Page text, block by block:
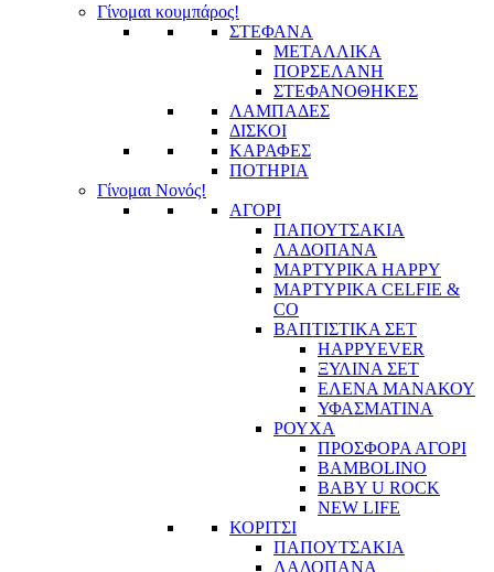
Γίνομαι κουμπάρος!
ΣΤΕΦΑΝΑ
ΜΕΤΑΛΛΙΚΑ
ΠΟΡΣΕΛΑΝΗ
ΣΤΕΦΑΝΟΘΗΚΕΣ
ΛΑΜΠΑΔΕΣ
ΔΙΣΚΟΙ
ΚΑΡΑΦΕΣ
ΠΟΤΗΡΙΑ
Γίνομαι Νονός!
ΑΓΟΡΙ
ΠΑΠΟΥΤΣΑΚΙΑ
ΛΑΔΟΠΑΝΑ
ΜΑΡΤΥΡΙΚΑ HAPPY
ΜΑΡΤΥΡΙΚΑ CELFIE &
CO
ΒΑΠΤΙΣΤΙΚΑ ΣΕΤ
HAPPYEVER
ΞΥΛΙΝΑ ΣΕΤ
ΕΛΕΝΑ ΜΑΝΑΚΟΥ
ΥΦΑΣΜΑΤΙΝΑ
ΡΟΥΧΑ
ΠΡΟΣΦΟΡΑ ΑΓΟΡΙ
BAMBOLINO
BABY U ROCK
NEW LIFE
ΚΟΡΙΤΣΙ
ΠΑΠΟΥΤΣΑΚΙΑ
ΛΑΔΟΠΑΝΑ